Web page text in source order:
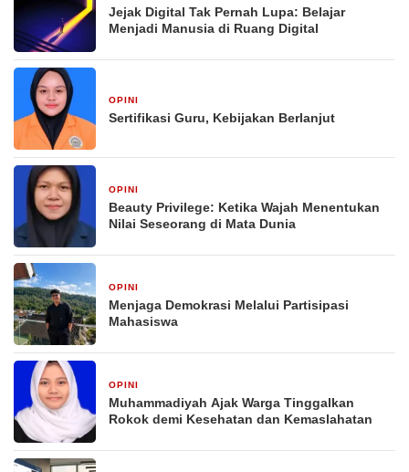
Jejak Digital Tak Pernah Lupa: Belajar
Menjadi Manusia di Ruang Digital
OPINI
Sertifikasi Guru, Kebijakan Berlanjut
OPINI
Beauty Privilege: Ketika Wajah Menentukan
Nilai Seseorang di Mata Dunia
OPINI
Menjaga Demokrasi Melalui Partisipasi
Mahasiswa
OPINI
Muhammadiyah Ajak Warga Tinggalkan
Rokok demi Kesehatan dan Kemaslahatan